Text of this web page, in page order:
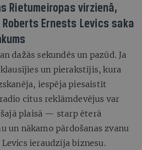
Rietumeiropas virzienā,
Ernests Levics saka
dažās sekundēs un pazūd. Ja
un pierakstījis, kura
iespēja piesaistīt
citus reklāmdevējus var
plaisā — starp ēterā
un nākamo pārdošanas zvanu
ieraudzīja biznesu.